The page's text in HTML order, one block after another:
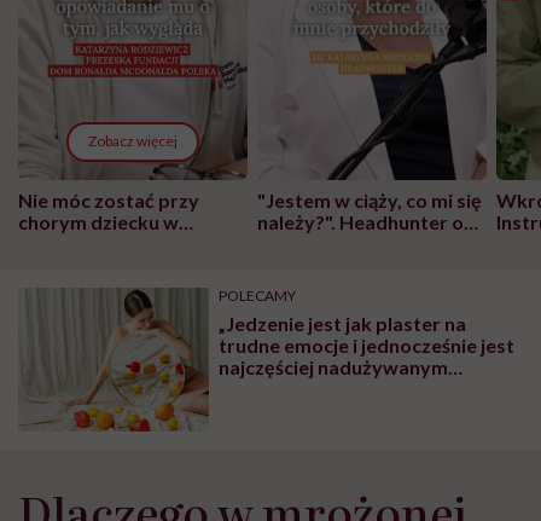
Zobacz więcej
Nie móc zostać przy
chorym dziecku w
może chyba tylko
głupota i brak
wyobraźni"
"Jestem w ciąży, co mi się
należy?". Headhunter o
pracy
POLECAMY
„Jedzenie jest jak plaster na
trudne emocje i jednocześnie jest
najczęściej nadużywanym